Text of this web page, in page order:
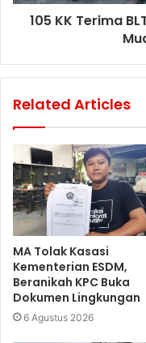
105 KK Terima
Related Articles
MA Tolak Kasasi
Kementerian ESDM,
Beranikah KPC Buka
Dokumen Lingkungan
6 Agustus 2026